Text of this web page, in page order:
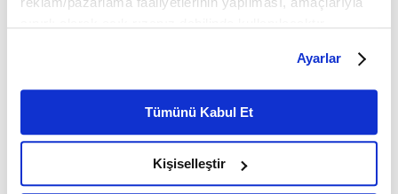
belirleyebilirsiniz. Çerezlere ilişkin detaylı bilgi için
Ayarlar butonuna tıklayabilir,Çerez Bilgilendirme
Metnimizi ziyaret edebilirsiniz.
6698 sayılı Kişisel Verilerin Korunması Kanunu uyarınca
okumak ve sitemizi ziyaretiniz kapsamında
Ayarlar
Tümünü Kabul Et
Kişiselleştir